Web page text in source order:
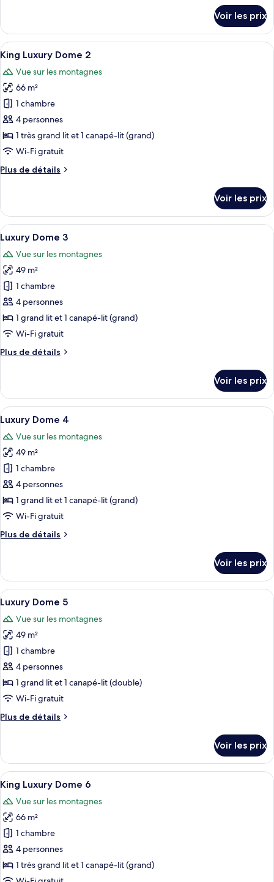
1
le
type
de
chambre
King
Luxury
Dome
Voir les prix
Afficher
toutes
les
photos
pour
ce
type
de
chambre :
King
2
Un espace de vie moderne, ouvert
8
King Luxury Dome 2
Vue sur les montagnes
66 m²
1 chambre
4 personnes
1 très grand lit et 1 canapé-lit (grand)
Wi-Fi gratuit
Plus de détails
Plus
le
type
de
chambre
King
Luxury
Dome
2
Voir les prix
Afficher
toutes
les
photos
pour
ce
type
de
chambre :
Luxury
Une cuisine moderne avec un évier,
9
Luxury Dome 3
Vue sur les montagnes
49 m²
1 chambre
4 personnes
1 grand lit et 1 canapé-lit (grand)
Wi-Fi gratuit
Plus de détails
Plus
le
type
de
chambre
Luxury
Dome
3
Voir les prix
Afficher
toutes
les
photos
pour
ce
type
de
chambre :
Luxury
Une chambre à coucher moderne,
8
Luxury Dome 4
Vue sur les montagnes
49 m²
1 chambre
4 personnes
1 grand lit et 1 canapé-lit (grand)
Wi-Fi gratuit
Plus de détails
Plus
le
type
de
chambre
Luxury
Dome
4
Voir les prix
Afficher
toutes
les
photos
pour
ce
type
de
chambre :
Luxury
Un espace de vie compact
8
Luxury Dome 5
Vue sur les montagnes
49 m²
1 chambre
4 personnes
1 grand lit et 1 canapé-lit (double)
Wi-Fi gratuit
Plus de détails
Plus
le
type
de
chambre
Luxury
Dome
5
Voir les prix
Afficher
toutes
les
photos
pour
ce
type
de
Un intérieur moderne aux lignes
8
King Luxury Dome 6
Vue sur les montagnes
66 m²
1 chambre
4 personnes
1 très grand lit et 1 canapé-lit (grand)